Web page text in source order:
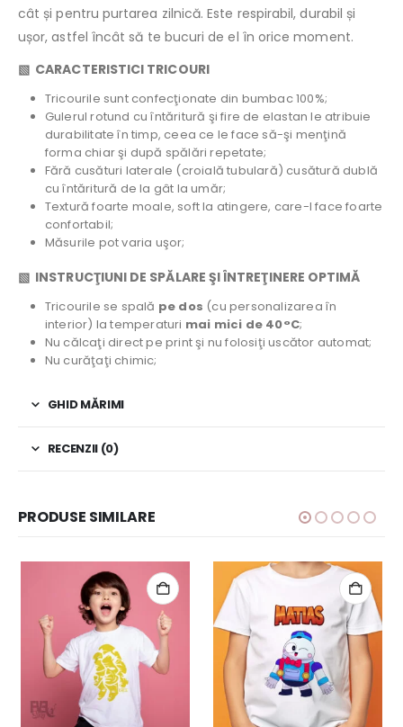
cât și pentru purtarea zilnică. Este respirabil, durabil și
ușor, astfel încât să te bucuri de el în orice moment.
▧ CARACTERISTICI TRICOURI
Tricourile sunt confecţionate din bumbac 100%;
Gulerul rotund cu întăritură şi fire de elastan le atribuie
durabilitate în timp, ceea ce le face să-şi menţină
forma chiar şi după spălări repetate;
Fără cusături laterale (croială tubulară) cusătură dublă
cu întăritură de la gât la umăr;
Textură foarte moale, soft la atingere, care-l face foarte
confortabil;
Măsurile pot varia uşor;
▧ INSTRUCŢIUNI DE SPĂLARE ŞI ÎNTREŢINERE OPTIMĂ
Tricourile se spală pe dos (cu personalizarea în
interior) la temperaturi mai mici de 40°C;
Nu călcaţi direct pe print şi nu folosiţi uscător automat;
Nu curăţaţi chimic;
GHID MĂRIMI
RECENZII (0)
PRODUSE SIMILARE